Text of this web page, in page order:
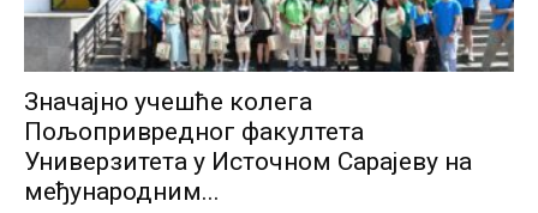
Значајно учешће колега
Пољопривредног факултета
Универзитета у Источном Сарајеву на
међународним...